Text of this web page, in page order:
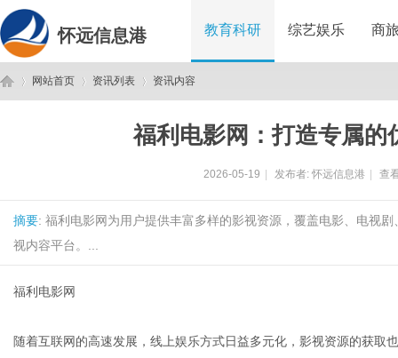
怀远信息港 教育科研 综艺娱乐 商
网站首页 资讯列表 资讯内容
福利电影网：打造专属的
2026-05-19 发布者: 怀远信息港 查
摘要: 福利电影网为用户提供丰富多样的影视资源，覆盖电影、电视
视内容平台。...
福利电影网
随着互联网的高速发展，线上娱乐方式日益多元化，影视资源的获取